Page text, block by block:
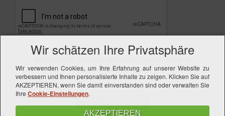
Wir schätzen Ihre Privatsphäre
Wir verwenden Cookies, um Ihre Erfahrung auf unserer Website zu
verbessern und Ihnen personalisierte Inhalte zu zeigen. Klicken Sie auf
AKZEPTIEREN, wenn Sie damit einverstanden sind oder verwalten Sie
Ihre Cookie-Einstellungen.
AKZEPTIEREN
Mit Klick auf „Widerruf absenden" geben Sie Ihre
Widerrufserklärung ab.
Widerruf absenden